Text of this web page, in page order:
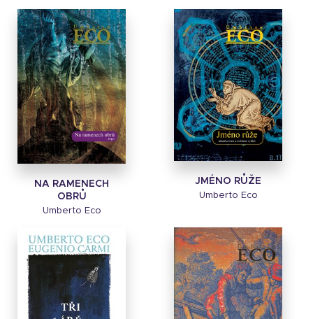
NA RAMENECH
OBRŮ
Umberto Eco
JMÉNO RŮŽE
Umberto Eco